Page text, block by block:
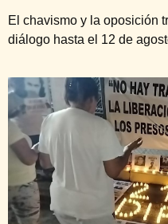
El chavismo y la oposición
diálogo hasta el 12 de